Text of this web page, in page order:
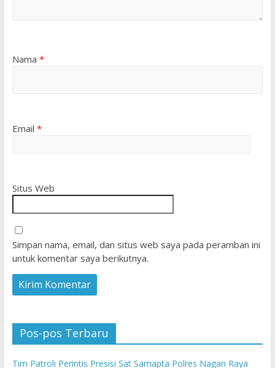
Nama *
Email *
Situs Web
Simpan nama, email, dan situs web saya pada peramban ini
untuk komentar saya berikutnya.
Pos-pos Terbaru
Tim Patroli Perintis Presisi Sat Samapta Polres Nagan Raya